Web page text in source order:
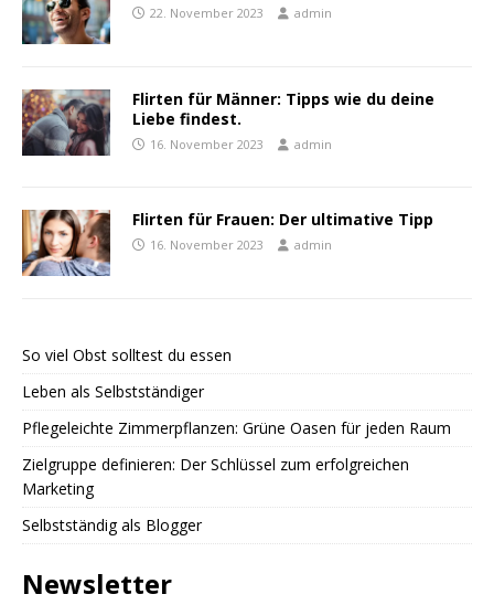
22. November 2023 admin
Flirten für Männer: Tipps wie du deine
Liebe findest.
16. November 2023 admin
Flirten für Frauen: Der ultimative Tipp
16. November 2023 admin
So viel Obst solltest du essen
Leben als Selbstständiger
Pflegeleichte Zimmerpflanzen: Grüne Oasen für jeden Raum
Zielgruppe definieren: Der Schlüssel zum erfolgreichen
Marketing
Selbstständig als Blogger
Newsletter